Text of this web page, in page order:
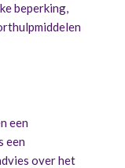
beperking,
een
een
over het